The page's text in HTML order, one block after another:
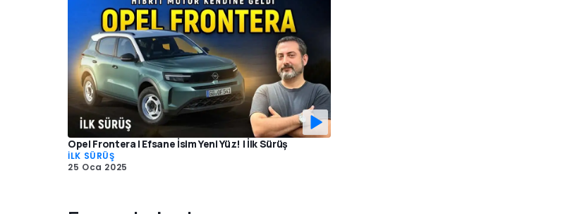
Opel Frontera | Efsane İsim Yeni Yüz! | İlk Sürüş
İLK SÜRÜŞ
25 Oca 2025